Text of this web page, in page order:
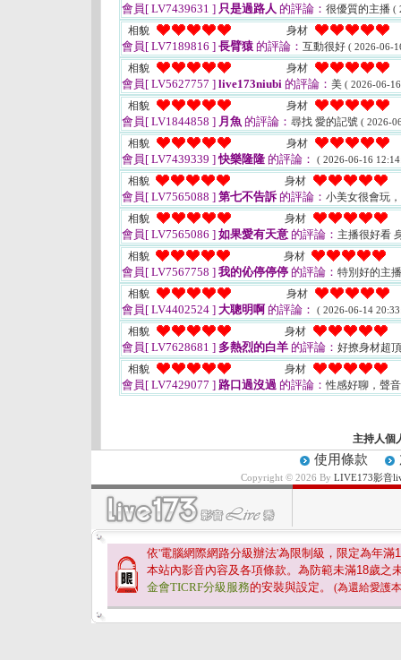
會員[ LV7439631 ] 只是過路人 的評論： 很優質的主播 (
相貌 身材
會員[ LV7189816 ] 長臂猿 的評論： 互動很好 ( 2026-06-
相貌 身材
會員[ LV5627757 ] live173niubi 的評論： 美 ( 2026-06-
相貌 身材
會員[ LV1844858 ] 月魚 的評論： 尋找 愛的記號 ( 2026-
相貌 身材
會員[ LV7439339 ]快樂隆隆 的評論： ( 2026-06-16
相貌 身材
會員[ LV7565088 ] 第七不告訴 的評論： 小美女很會玩
相貌
身材
會員[ LV7565086 ] 如果愛有天意 的評論： 主播很好看
相貌
身材
會員[ LV7567758 ] 我的伈停停停 的評論： 特別好的主
相貌
身材
會員[ LV4402524 ] 大聰明啊 的評論： ( 2026-06-14
相貌 身材
會員[ LV7628681 ] 多熱烈的白羊 的評論： 好撩身材超
相貌
身材
會員[ LV7429077 ] 路口過沒過 的評論：性感好聊，聲
主持人個
使用條款
Copyright © 2026 By LIVE173影音
依'電腦網際網路分級辦法'為限制級，限定為年滿
本站內影音內容及各項條款。為防範未滿18歲之
金會TICRF分級服務的安裝與設定。 (為還給愛護